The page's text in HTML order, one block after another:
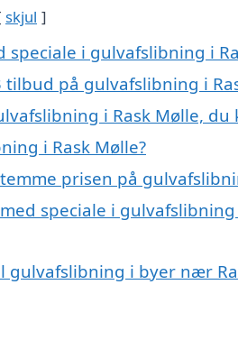
skjul
speciale i gulvafslibning i
på gulvafslibning i
i Rask Mølle,
i Rask Mølle?
prisen på
speciale i
gulvafslibning i byer nær